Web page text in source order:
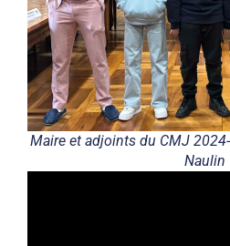
Maire et adjoints du CMJ
Naulin